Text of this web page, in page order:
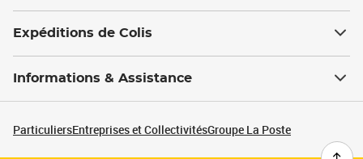
Expéditions de Colis
Informations & Assistance
ParticuliersEntreprises et CollectivitésGroupe La Poste